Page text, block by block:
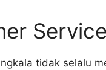
Service
tidak selalu